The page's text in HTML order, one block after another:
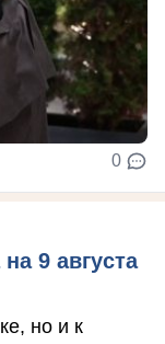
0
9 августа
но и к